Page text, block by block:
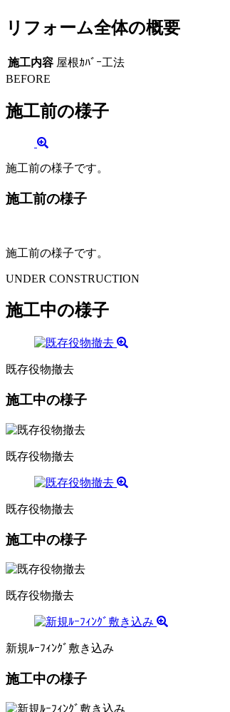
リフォーム全体の概要
施工内容 屋根ｶﾊﾞｰ工法
BEFORE
施工前の様子
施工前の様子です。
施工前の様子
施工前の様子です。
UNDER CONSTRUCTION
施工中の様子
既存役物撤去
施工中の様子
既存役物撤去
既存役物撤去
施工中の様子
既存役物撤去
新規ﾙｰﾌｨﾝｸﾞ敷き込み
施工中の様子